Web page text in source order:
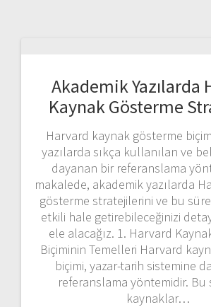
Akademik Yazılarda
Kaynak Gösterme
Harvard kaynak gösterme
yazılarda sıkça kullanılan ve
dayanan bir referanslama
makalede, akademik yazılarda
gösterme stratejilerini ve bu
etkili hale getirebileceğinizi
ele alacağız. 1. Harvard
Biçiminin Temelleri Harvard
biçimi, yazar-tarih sistemine
referanslama yöntemidir. Bu
kaynaklar…